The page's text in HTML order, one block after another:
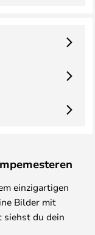
einzigartigen
Bilder mit
siehst du dein